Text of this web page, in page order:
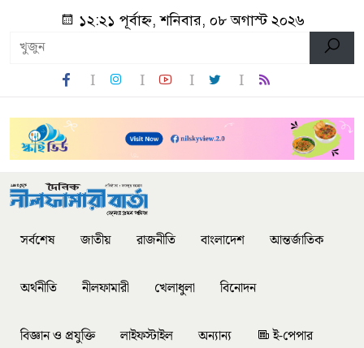
১২:২১ পূর্বাহ্ন, শনিবার, ০৮ অগাস্ট ২০২৬
সর্বশেষ জাতীয় রাজনীতি বাংলাদেশ আন্তর্জাতিক
অর্থনীতি নীলফামারী খেলাধুলা বিনোদন
বিজ্ঞান ও প্রযুক্তি লাইফস্টাইল অন্যান্য ই-পেপার